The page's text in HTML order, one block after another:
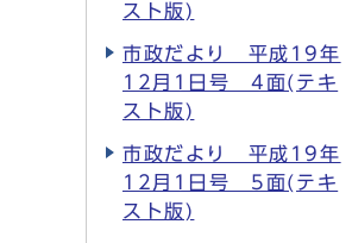
スト版)
市政だより 平成19年
12月1日号 4面(テキ
スト版)
市政だより 平成19年
12月1日号 5面(テキ
スト版)